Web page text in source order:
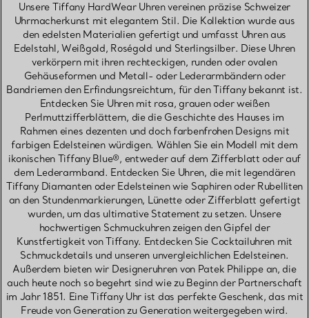
Unsere Tiffany HardWear Uhren vereinen präzise Schweizer
Uhrmacherkunst mit elegantem Stil. Die Kollektion wurde aus
den edelsten Materialien gefertigt und umfasst Uhren aus
Edelstahl, Weißgold, Roségold und Sterlingsilber. Diese Uhren
verkörpern mit ihren rechteckigen, runden oder ovalen
Gehäuseformen und Metall- oder Lederarmbändern oder
Bandriemen den Erfindungsreichtum, für den Tiffany bekannt ist.
Entdecken Sie Uhren mit rosa, grauen oder weißen
Perlmuttzifferblättern, die die Geschichte des Hauses im
Rahmen eines dezenten und doch farbenfrohen Designs mit
farbigen Edelsteinen würdigen. Wählen Sie ein Modell mit dem
ikonischen Tiffany Blue®, entweder auf dem Zifferblatt oder auf
dem Lederarmband. Entdecken Sie Uhren, die mit legendären
Tiffany Diamanten oder Edelsteinen wie Saphiren oder Rubelliten
an den Stundenmarkierungen, Lünette oder Zifferblatt gefertigt
wurden, um das ultimative Statement zu setzen. Unsere
hochwertigen Schmuckuhren zeigen den Gipfel der
Kunstfertigkeit von Tiffany. Entdecken Sie Cocktailuhren mit
Schmuckdetails und unseren unvergleichlichen Edelsteinen.
Außerdem bieten wir Designeruhren von Patek Philippe an, die
auch heute noch so begehrt sind wie zu Beginn der Partnerschaft
im Jahr 1851. Eine Tiffany Uhr ist das perfekte Geschenk, das mit
Freude von Generation zu Generation weitergegeben wird.